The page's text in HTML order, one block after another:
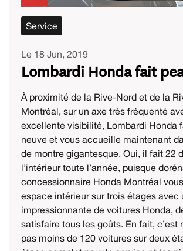
Service
Le 18 Jun, 2019
Lombardi Honda fait
À proximité de la Rive-Nord et de la
Montréal, sur un axe très fréquenté
excellente visibilité, Lombardi Honda
neuve et vous accueille maintenant
de montre gigantesque. Oui, il fait 22
l’intérieur toute l’année, puisque
concessionnaire Honda Montréal
espace intérieur sur trois étages avec
impressionnante de voitures Honda,
satisfaire tous les goûts. En fait, c’est
pas moins de 120 voitures sur deux